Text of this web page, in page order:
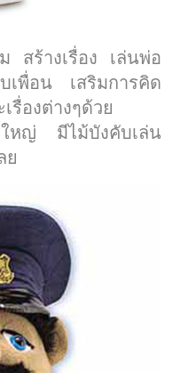
สร้างเรื่อง เล่นพ่อ
เพื่อน เสริมการคิด
รื่องต่างๆด้วย
ญ่ มีไม้บังคับเล่น
ย